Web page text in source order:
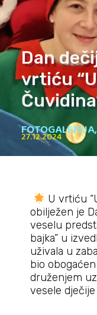
Dan
vrtiću
FOTOGALERIJA,
27.12.2024
U vrtiću
obilježen je
veselu
bajka” u
uživala u
bio
druženjem
vesele